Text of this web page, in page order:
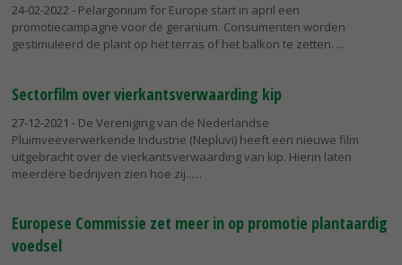
24-02-2022 - Pelargonium for Europe start in april een
promotiecampagne voor de geranium. Consumenten worden
gestimuleerd de plant op het terras of het balkon te zetten.
Sectorfilm over vierkantsverwaarding kip
27-12-2021 - De Vereniging van de Nederlandse
Pluimveeverwerkende Industrie (Nepluvi) heeft een nieuwe film
uitgebracht over de vierkantsverwaarding van kip. Hierin laten
meerdere bedrijven zien hoe zij...
Europese Commissie zet meer in op promotie plantaardig
voedsel